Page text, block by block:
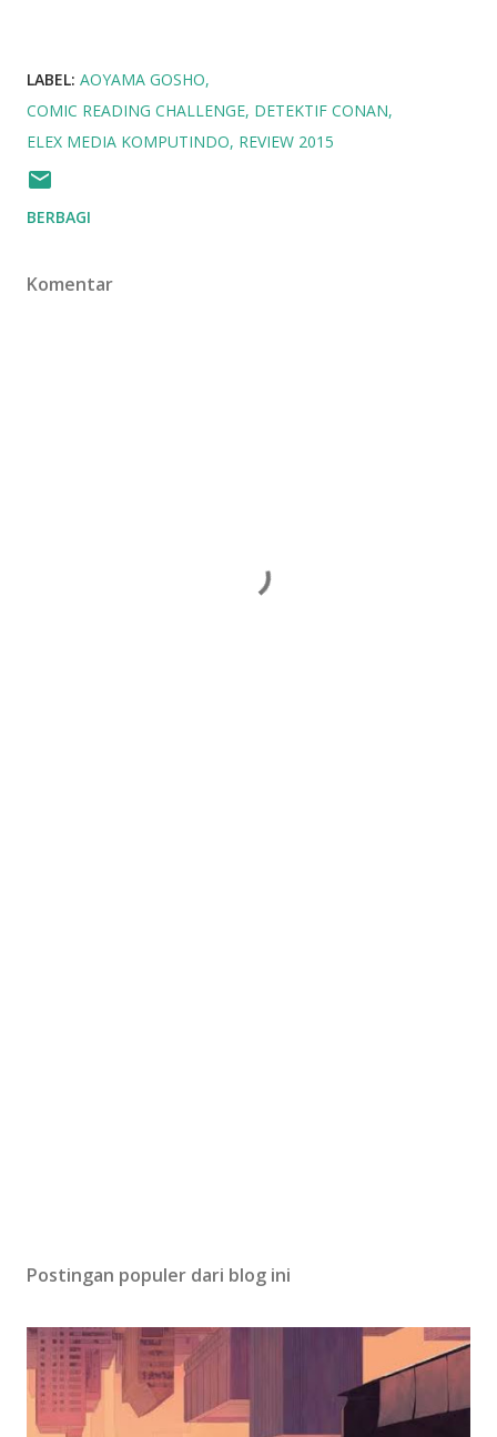
LABEL: AOYAMA GOSHO
COMIC READING CHALLENGE DETEKTIF CONAN
ELEX MEDIA KOMPUTINDO REVIEW 2015
BERBAGI
Komentar
Postingan populer dari blog ini